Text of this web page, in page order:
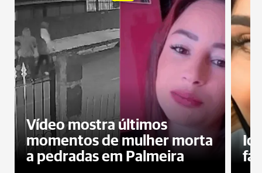
Vídeo mostra últimos
momentos de mulher morta
a pedradas em Palmeira